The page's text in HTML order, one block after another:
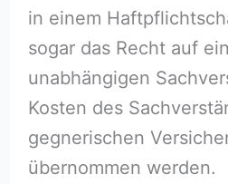
in einem
sogar das Recht auf
unabhängigen
Kosten des
gegnerischen
übernommen werden.